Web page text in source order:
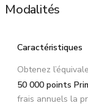
Modalités
Caractéristiques
Obtenez
50 000 points
frais annuels la